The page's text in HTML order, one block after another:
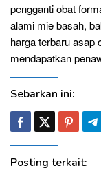
pengganti obat
alami mie basah,
harga terbaru asap
mendapatkan
Sebarkan ini:
Posting terkait: